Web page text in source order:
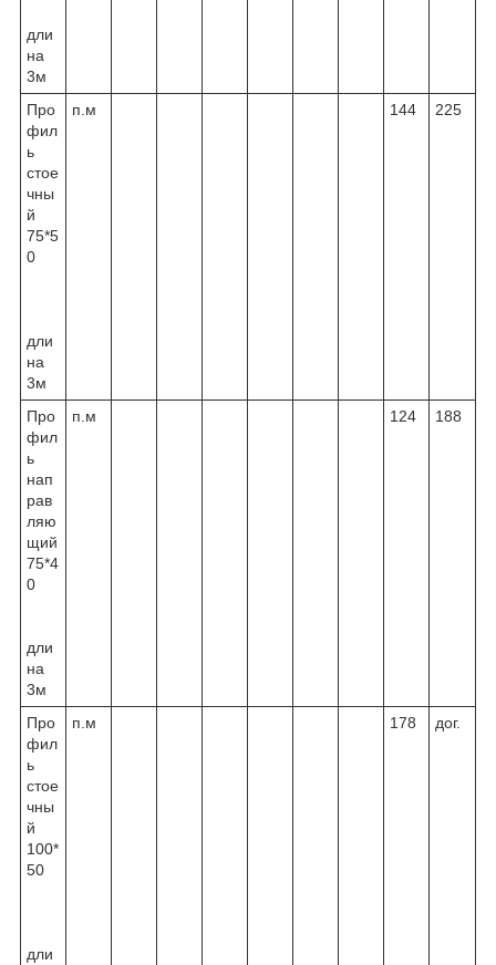
дли
на
3м
Про
фил
ь
стое
чны
й
75*5
0
дли
на
3м
п.м 144 225
Про
фил
ь
нап
рав
ляю
щий
75*4
0
дли
на
3м
п.м 124 188
Про
фил
ь
стое
чны
й
100*
50
дли
п.м 178 дог.